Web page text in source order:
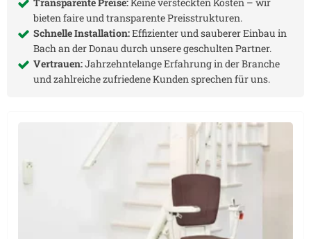
bieten faire und transparente Preisstrukturen.
Schnelle Installation:Effizienter und sauberer Einbau in
Bach an der Donau durch unsere geschulten Partner.
Vertrauen:Jahrzehntelange Erfahrung in der Branche
und zahlreiche zufriedene Kunden sprechen für uns.